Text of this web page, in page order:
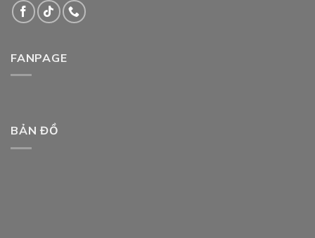
FANPAGE
BẢN ĐỒ